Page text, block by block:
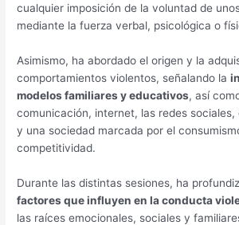
cualquier imposición de la voluntad de
mediante la fuerza verbal, psicológica o
Asimismo, ha abordado el origen y la
comportamientos violentos, señalando la
modelos familiares y educativos, así
comunicación, internet, las redes sociales,
y una sociedad marcada por el
competitividad.
Durante las distintas sesiones, ha
factores que influyen en la conducta
las raíces emocionales, sociales y